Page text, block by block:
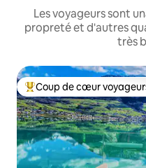
Les voyageurs sont
propreté et d'autres
très
Coup de cœur voyageurs
Coup de cœur